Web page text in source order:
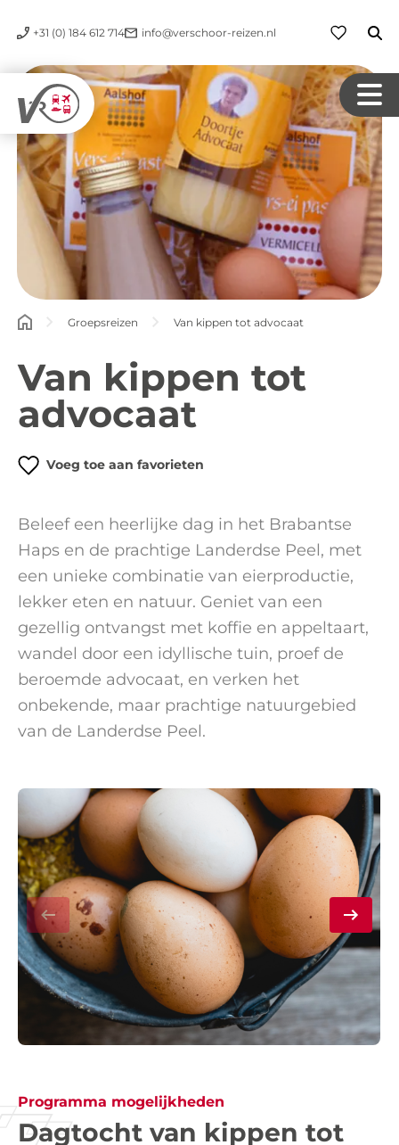
+31 (0) 184 612 714 info@verschoor-reizen.nl
Groepsreizen Van kippen tot advocaat
Van kippen tot
advocaat
Voeg toe aan favorieten
Beleef een heerlijke dag in het Brabantse
Haps en de prachtige Landerdse Peel, met
een unieke combinatie van eierproductie,
lekker eten en natuur. Geniet van een
gezellig ontvangst met koffie en appeltaart,
wandel door een idyllische tuin, proef de
beroemde advocaat, en verken het
onbekende, maar prachtige natuurgebied
van de Landerdse Peel.
Programma mogelijkheden
Dagtocht van kippen tot